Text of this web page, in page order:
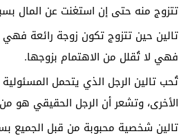
تتزوج منه حتى إن استغنت عن المال
تالين حين تتزوج تكون زوجة رائعة
فهي لا تُقلل من الاهتمام بزوجها.
تُحب تالين الرجل الذي يتحمل
الأخرى، وتشعر أن الرجل الحقيقي هو
تالين شخصية محبوبة من قبل الجميع